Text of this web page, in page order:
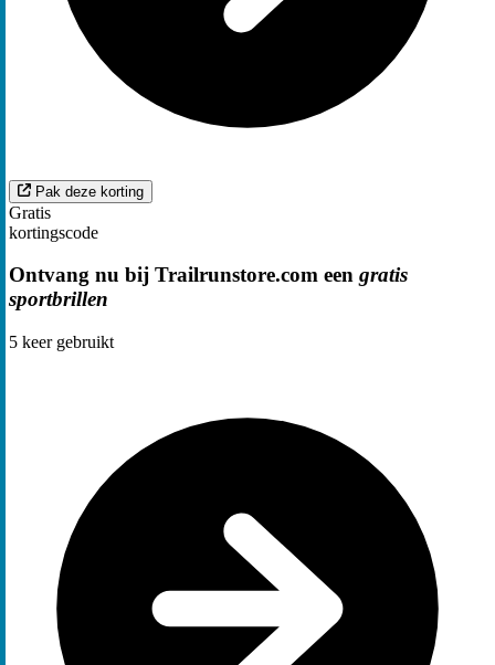
Pak deze korting
Gratis
kortingscode
Ontvang nu bij Trailrunstore.com een gratis
sportbrillen
5 keer gebruikt